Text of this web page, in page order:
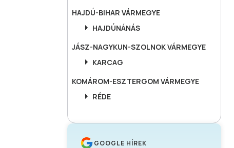
HAJDÚ-BIHAR VÁRMEGYE
HAJDÚNÁNÁS
JÁSZ-NAGYKUN-SZOLNOKVÁRMEGYE
KARCAG
KOMÁROM-ESZTERGOM VÁRMEGYE
RÉDE
GOOGLE HÍREK